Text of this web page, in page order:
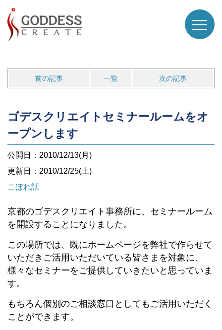
前の記事 一覧 次の記事
ゴデスクリエイトセミナールームをオ
ープンします
公開日：2010/12/13(月)
更新日：2010/12/25(土)
こぼれ話
京都のゴデスクリエイト事務所に、セミナールーム
を開設することになりました。
この場所では、既にホームページを弊社で作らせて
いただきご活用いただいている皆さまを対象に、
様々なセミナーをご提供していきたいと思っていま
す。
もちろん個別のご相談窓口としてもご活用いただく
ことができます。